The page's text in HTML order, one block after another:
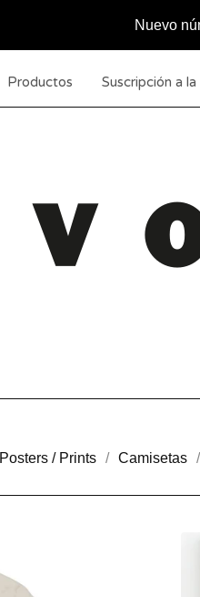
Nuevo
Productos Suscripción a
Posters / Prints Camisetas